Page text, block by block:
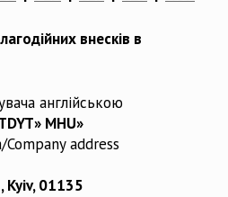
внесків в
англійською
MHU»
address
Kyiv, 01135